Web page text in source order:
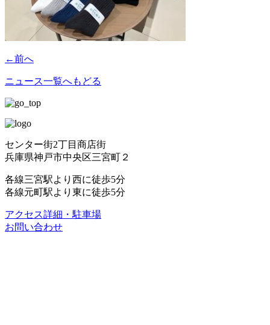
←前へ
ニュース一覧へもどる
センター街2丁目商店街
兵庫県神戸市中央区三宮町２
各線三宮駅より西に徒歩5分
各線元町駅より東に徒歩5分
アクセス詳細・駐車場
お問い合わせ